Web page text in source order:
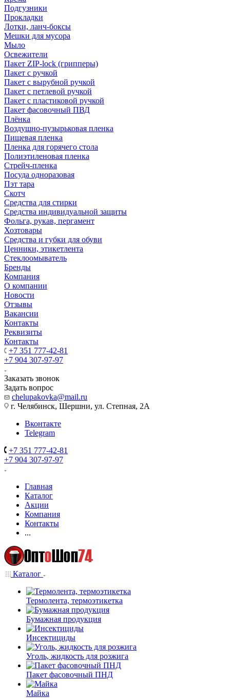
Подгузники
Прокладки
Лотки, ланч-боксы
Мешки для мусора
Мыло
Освежители
Пакет ZIP-lock (грипперы)
Пакет с ручкой
Пакет с вырубной ручкой
Пакет с петлевой ручкой
Пакет с пластиковой ручкой
Пакет фасовочный ПВД
Плёнка
Воздушно-пузырьковая пленка
Пищевая пленка
Пленка для горячего стола
Полиэтиленовая пленка
Стрейч-пленка
Посуда одноразовая
Пэт тара
Скотч
Средства для стирки
Средства индивидуальной защиты
Фольга, рукав, пергамент
Хозтовары
Средства и губки для обуви
Ценники, этикетлента
Стеклоомыватель
Бренды
Компания
О компании
Новости
Отзывы
Вакансии
Контакты
Реквизиты
Контакты
+7 351 777-42-81
+7 904 307-97-97
Заказать звонок
Задать вопрос
chelupakovka@mail.ru
г. Челябинск, Шершни, ул. Степная, 2А
Вконтакте
Telegram
+7 351 777-42-81
+7 904 307-97-97
Главная
Каталог
Акции
Компания
Контакты
...
Каталог
Термолента, термоэтикетка
Бумажная продукция
Инсектициды
Уголь, жидкость для розжига
Пакет фасовочный ПНД
Майка